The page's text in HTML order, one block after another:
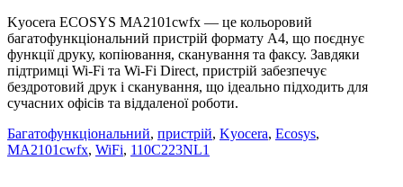
Kyocera ECOSYS MA2101cwfx — це кольоровий
багатофункціональний пристрій формату A4, що поєднує
функції друку, копіювання, сканування та факсу. Завдяки
підтримці Wi-Fi та Wi-Fi Direct, пристрій забезпечує
бездротовий друк і сканування, що ідеально підходить для
сучасних офісів та віддаленої роботи.
Багатофункціональний, пристрій, Kyocera, Ecosys,
MA2101cwfx, WiFi, 110C223NL1